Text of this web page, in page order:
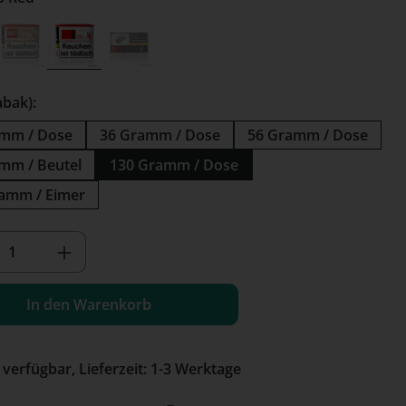
Lieferzeit: 1-3 Werktage
Option ist zurzeit nicht verfügbar.)
JPS Just Red
(Diese Option ist zurzeit nicht verfügbar.)
JPS Red
/ Dose
36 Gramm / Dose
56 Gramm / Dose
/ Beutel
130 Gramm / Dose
/ Eimer
Anzahl: Gib den gewünschten
In den Warenkorb